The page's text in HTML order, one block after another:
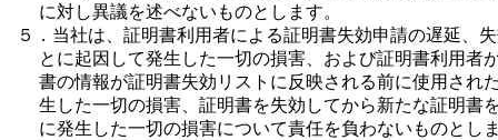
  に対し異議を述べないものとします。
５．当社は、証明書利用者による証明書失効申請の遅延、
とに起因して発生した一切の損害、および証明書利用者
書の情報が証明書失効リストに反映される前に使用され
生した一切の損害、証明書を失効してから新たな証明書
に発生した一切の損害について責任を負わないものとし